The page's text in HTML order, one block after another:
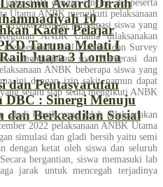
10
Kader Pelajar
Taruna Melati I
Juara 3 Lomba
dan Pentasyarufan
DBC : Sinergi Menuju
dan Berkeadilan Sosial
kelas VIII dengan rincian 45 peserta
Utama ANBK mengikuti pelaksanaan
terbukti dengan partisipasi siswa yang
ANBK Utama dilaksanakan
soal Literasi dan Survey
mengerjakan soal Numerasi dan
ANBK beberapa siswa yang
ini dengan izin sakit namun dapat
selalu siap sedia mengikuti ANBK
gladi bersih yang telah dilaksanakan
2022 pelaksanaan ANBK Utama
simulasi dan gladi bersih yaitu semi
dengan ketat oleh siswa dan seluruh
bergantian, siswa memasuki lab
jarak untuk mencegah terjadinya